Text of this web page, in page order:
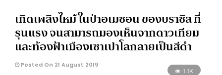
เกิดเพลิงไหม้ ในป่าอเมซอน ของบราซิล ที่
รุนแรง จนสามารถมองเห็นจากดาวเทียม
และท้องฟ้าเมืองเซาเปาโลกลายเป็นสีดำ
Posted On 21 August 2019
1.1K